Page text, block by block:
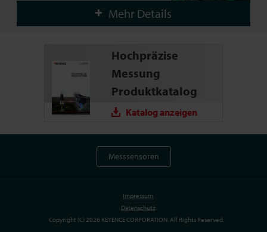
Mehr Details
Hochpräzise
Messung
Produktkatalog
Katalog anzeigen
Messsensoren
Copyright (C) 2026 KEYENCE CORPORATION. All Rights Reserved.
Datenschutz
Impressum